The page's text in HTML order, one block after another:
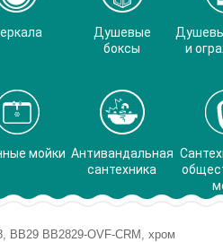
Душевые
боксы
и
мойки Антивандальная
сантехника
BB29 BB2829-OVF-CRM, хром